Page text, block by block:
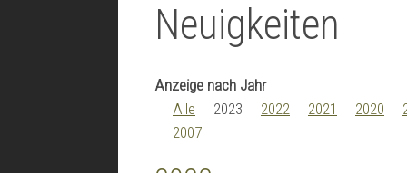
Neuigkeiten
Anzeige nach Jahr
Alle
2023 2022 2021 2020
2007